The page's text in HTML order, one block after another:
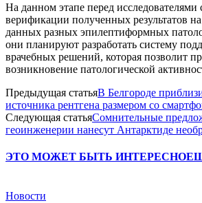
На данном этапе перед исследователями
верификации полученных результатов
данных разных эпилептиформных
они планируют разработать систему
врачебных решений, которая позволит
возникновение патологической
Предыдущая статьяВ Белгороде
источника рентгена размером со
Следующая статьяСомнительные
геоинженерии нанесут Антарктиде
ЭТО МОЖЕТ БЫТЬ ИНТЕРЕСНО
Новости